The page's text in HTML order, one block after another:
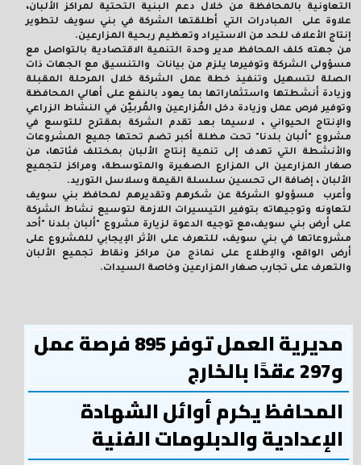
التعاونية بالمحافظة من خلال دعم البنية التحتية لمراكز الألبان،
علاوة على المبادرات التي أطلقتها الشركة في بني سويف لتطوير
إنتاج الأعلاف للحد من الاستيراد وتعظيم ربحية المزارعين.
من جهته كلف المحافظ مدير وحدة التنمية الاقتصادية بالتواصل مع
مسؤولى الشركة وتوفيرما يلزم من بيانات والتنسيق مع الجهات ذات
الصلة لتسهيل وتنفيذ خطة عمل الشركة خلال المرحلة المقبلة
وزيادة أنشطتها واستثماراتها بما يعود بالنفع على أهالي المحافظة
وتوفير فرص عمل وزيادة دخل المُزارعين والمُربيّن في النشاط الزراعي
والإنتاج الحيواني ، لاسيما بعد تقدم الشركة بمقترح للتوسع في
مشروع "ألبان بلدنا" تحت مظلة أكبر تضم تحتها جميع المشروعات
والأنشطة التي تهدف إلى تنمية إنتاج الألبان بمختلف فئاتها، من
صغار المزارعين الى المزارع الصغيرة والمتوسطة، ومراكز لتجميع
الألبان ، إضافة الى تحسين سلسلة القيمة وسلاسل التوريد.
وأعرب مسؤولو الشركة عن شكرهم وتقديرهم لمحافظ بني سويف
لتعاونه وتوجيهاته بتوفير التيسيرات اللازمة لتوسيع نشاط الشركة
على أرض بني سويف،مع توجيه الدعوة لزيارة مشروع "ألبان بلدنا "أحد
مشروعاتها في بني سويف، للتعرف على الأثر الإيجابي للمشروع على
أرض الواقع، والإطلاع على نماذج من مراكز ونقاط تجميع الألبان
والتعرف على تجارب صغار المزارعين وخاصة السيدات.
مديرية العمل توفر 895 فرصة عمل
و297 عقدًا بالخارج
المحافظ يكرم أوائل الشهادة
الإعدادية والدبلومات الفنية